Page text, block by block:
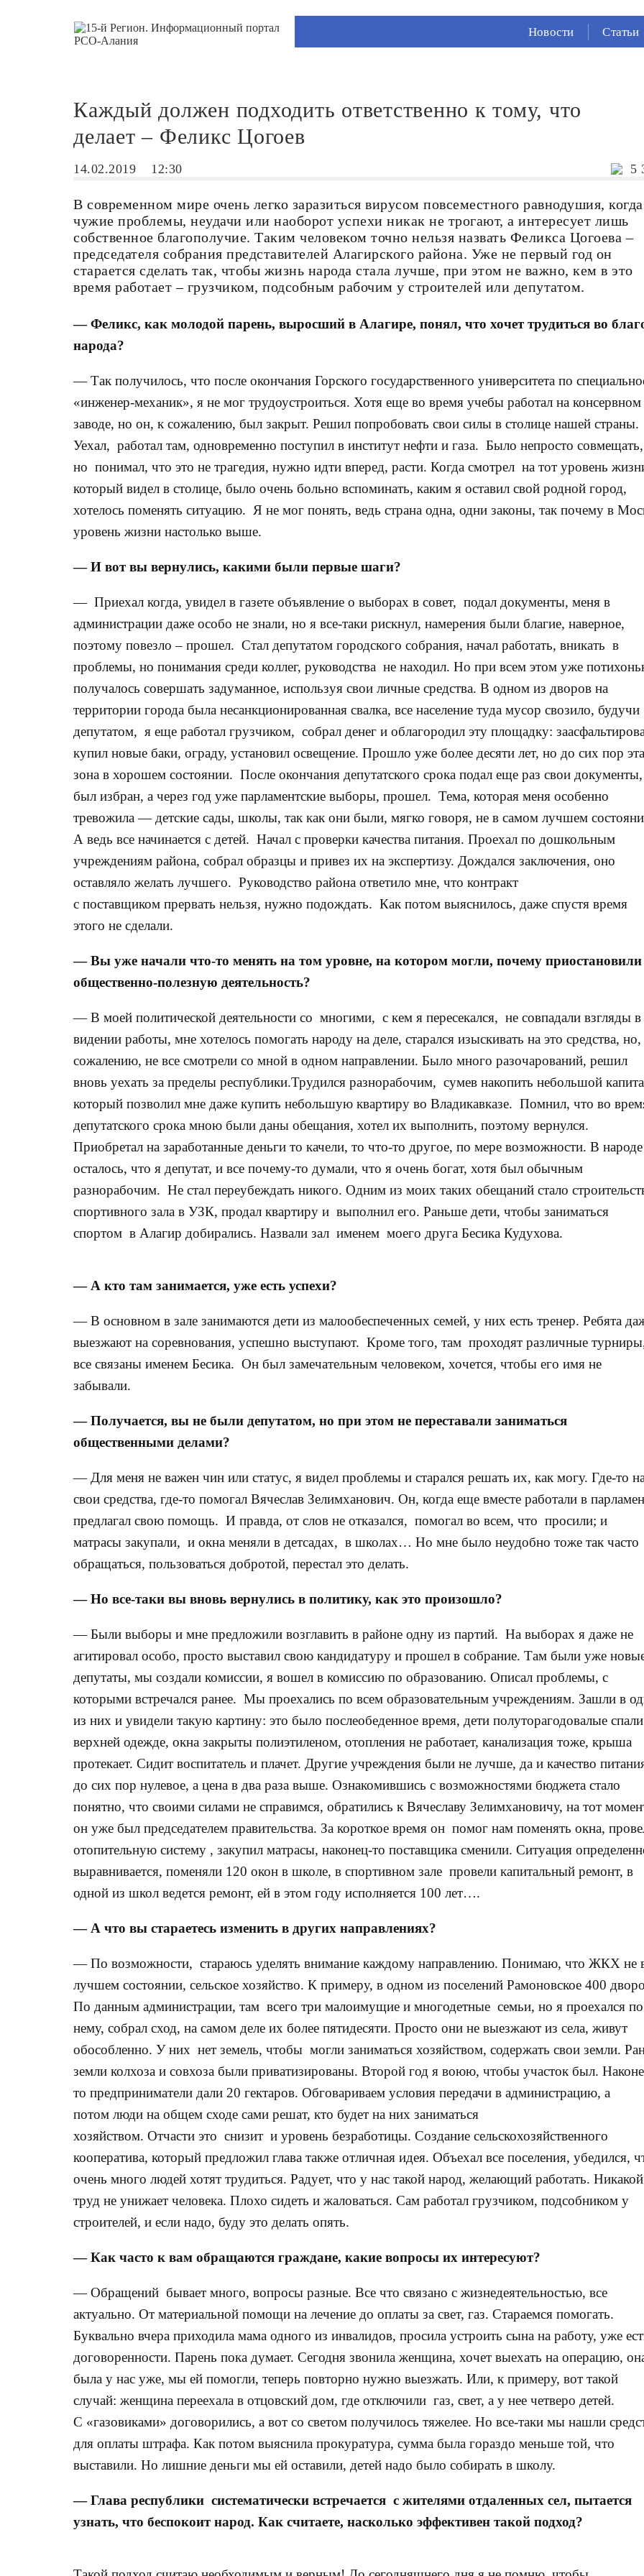
Новости Статьи
Каждый должен подходить ответственно к тому, что
делает – Феликс Цогоев
14.02.2019 12:30 5
В современном мире очень легко заразиться вирусом повсеместного равнодушия, когда
чужие проблемы, неудачи или наоборот успехи никак не трогают, а интересует лишь
собственное благополучие. Таким человеком точно нельзя назвать Феликса Цогоева –
председателя собрания представителей Алагирского района. Уже не первый год он
старается сделать так, чтобы жизнь народа стала лучше, при этом не важно, кем в это
время работает – грузчиком, подсобным рабочим у строителей или депутатом.
— Феликс, как молодой парень, выросший в Алагире, понял, что хочет трудиться во
народа?
— Так получилось, что после окончания Горского государственного университета по
«инженер-механик», я не мог трудоустроиться. Хотя еще во время учебы работал на консервном
заводе, но он, к сожалению, был закрыт. Решил попробовать свои силы в столице нашей страны.
Уехал, работал там, одновременно поступил в институт нефти и газа. Было непросто совмещать,
но понимал, что это не трагедия, нужно идти вперед, расти. Когда смотрел на тот уровень
который видел в столице, было очень больно вспоминать, каким я оставил свой родной город,
хотелось поменять ситуацию. Я не мог понять, ведь страна одна, одни законы, так почему в
уровень жизни настолько выше.
— И вот вы вернулись, какими были первые шаги?
— Приехал когда, увидел в газете объявление о выборах в совет, подал документы, меня в
администрации даже особо не знали, но я все-таки рискнул, намерения были благие, наверное,
поэтому повезло – прошел. Стал депутатом городского собрания, начал работать, вникать в
проблемы, но понимания среди коллег, руководства не находил. Но при всем этом уже
получалось совершать задуманное, используя свои личные средства. В одном из дворов на
территории города была несанкционированная свалка, все население туда мусор свозило, будучи
депутатом, я еще работал грузчиком, собрал денег и облагородил эту площадку:
купил новые баки, ограду, установил освещение. Прошло уже более десяти лет, но до сих пор эта
зона в хорошем состоянии. После окончания депутатского срока подал еще раз свои документы,
был избран, а через год уже парламентские выборы, прошел. Тема, которая меня особенно
тревожила — детские сады, школы, так как они были, мягко говоря, не в самом лучшем
А ведь все начинается с детей. Начал с проверки качества питания. Проехал по дошкольным
учреждениям района, собрал образцы и привез их на экспертизу. Дождался заключения, оно
оставляло желать лучшего. Руководство района ответило мне, что контракт
с поставщиком прервать нельзя, нужно подождать. Как потом выяснилось, даже спустя время
этого не сделали.
— Вы уже начали что-то менять на том уровне, на котором могли, почему приостановили
общественно-полезную деятельность?
— В моей политической деятельности со многими, с кем я пересекался, не совпадали взгляды в
видении работы, мне хотелось помогать народу на деле, старался изыскивать на это средства, но,
сожалению, не все смотрели со мной в одном направлении. Было много разочарований, решил
вновь уехать за пределы республики.Трудился разнорабочим, сумев накопить небольшой
который позволил мне даже купить небольшую квартиру во Владикавказе. Помнил, что во
депутатского срока мною были даны обещания, хотел их выполнить, поэтому вернулся.
Приобретал на заработанные деньги то качели, то что-то другое, по мере возможности. В народе
осталось, что я депутат, и все почему-то думали, что я очень богат, хотя был обычным
разнорабочим. Не стал переубеждать никого. Одним из моих таких обещаний стало
спортивного зала в УЗК, продал квартиру и выполнил его. Раньше дети, чтобы заниматься
спортом в Алагир добирались. Назвали зал именем моего друга Бесика Кудухова.
— А кто там занимается, уже есть успехи?
— В основном в зале занимаются дети из малообеспеченных семей, у них есть тренер. Ребята
выезжают на соревнования, успешно выступают. Кроме того, там проходят различные
все связаны именем Бесика. Он был замечательным человеком, хочется, чтобы его имя не
забывали.
— Получается, вы не были депутатом, но при этом не переставали заниматься
общественными делами?
— Для меня не важен чин или статус, я видел проблемы и старался решать их, как могу. Где-то на
свои средства, где-то помогал Вячеслав Зелимханович. Он, когда еще вместе работали в
предлагал свою помощь. И правда, от слов не отказался, помогал во всем, что просили; и
матрасы закупали, и окна меняли в детсадах, в школах… Но мне было неудобно тоже так часто
обращаться, пользоваться добротой, перестал это делать.
— Но все-таки вы вновь вернулись в политику, как это произошло?
— Были выборы и мне предложили возглавить в районе одну из партий. На выборах я даже не
агитировал особо, просто выставил свою кандидатуру и прошел в собрание. Там были уже
депутаты, мы создали комиссии, я вошел в комиссию по образованию. Описал проблемы, с
которыми встречался ранее. Мы проехались по всем образовательным учреждениям. Зашли в
из них и увидели такую картину: это было послеобеденное время, дети полуторагодовалые
верхней одежде, окна закрыты полиэтиленом, отопления не работает, канализация тоже, крыша
протекает. Сидит воспитатель и плачет. Другие учреждения были не лучше, да и качество
до сих пор нулевое, а цена в два раза выше. Ознакомившись с возможностями бюджета стало
понятно, что своими силами не справимся, обратились к Вячеславу Зелимхановичу, на тот
он уже был председателем правительства. За короткое время он помог нам поменять окна,
отопительную систему , закупил матрасы, наконец-то поставщика сменили. Ситуация
выравнивается, поменяли 120 окон в школе, в спортивном зале провели капитальный ремонт, в
одной из школ ведется ремонт, ей в этом году исполняется 100 лет….
— А что вы стараетесь изменить в других направлениях?
— По возможности, стараюсь уделять внимание каждому направлению. Понимаю, что ЖКХ не
лучшем состоянии, сельское хозяйство. К примеру, в одном из поселений Рамоновское 400
По данным администрации, там всего три малоимущие и многодетные семьи, но я проехался по
нему, собрал сход, на самом деле их более пятидесяти. Просто они не выезжают из села, живут
обособленно. У них нет земель, чтобы могли заниматься хозяйством, содержать свои земли.
земли колхоза и совхоза были приватизированы. Второй год я воюю, чтобы участок был.
то предприниматели дали 20 гектаров. Обговариваем условия передачи в администрацию, а
потом люди на общем сходе сами решат, кто будет на них заниматься
хозяйством. Отчасти это снизит и уровень безработицы. Создание сельскохозяйственного
кооператива, который предложил глава также отличная идея. Объехал все поселения, убедился,
очень много людей хотят трудиться. Радует, что у нас такой народ, желающий работать. Никакой
труд не унижает человека. Плохо сидеть и жаловаться. Сам работал грузчиком, подсобником у
строителей, и если надо, буду это делать опять.
— Как часто к вам обращаются граждане, какие вопросы их интересуют?
— Обращений бывает много, вопросы разные. Все что связано с жизнедеятельностью, все
актуально. От материальной помощи на лечение до оплаты за свет, газ. Стараемся помогать.
Буквально вчера приходила мама одного из инвалидов, просила устроить сына на работу, уже
договоренности. Парень пока думает. Сегодня звонила женщина, хочет выехать на операцию,
была у нас уже, мы ей помогли, теперь повторно нужно выезжать. Или, к примеру, вот такой
случай: женщина переехала в отцовский дом, где отключили газ, свет, а у нее четверо детей.
С «газовиками» договорились, а вот со светом получилось тяжелее. Но все-таки мы нашли
для оплаты штрафа. Как потом выяснила прокуратура, сумма была гораздо меньше той, что
выставили. Но лишние деньги мы ей оставили, детей надо было собирать в школу.
— Глава республики систематически встречается с жителями отдаленных сел, пытается
узнать, что беспокоит народ. Как считаете, насколько эффективен такой подход?